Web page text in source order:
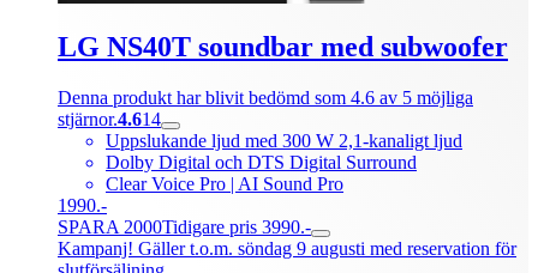
LG NS40T soundbar med subwoofer
Denna produkt har blivit bedömd som 4.6 av 5 möjliga
stjärnor.4.614
Uppslukande ljud med 300 W 2,1-kanaligt ljud
Dolby Digital och DTS Digital Surround
Clear Voice Pro | AI Sound Pro
1990.-
SPARA 2000Tidigare pris 3990.-
Kampanj! Gäller t.o.m. söndag 9 augusti med reservation för